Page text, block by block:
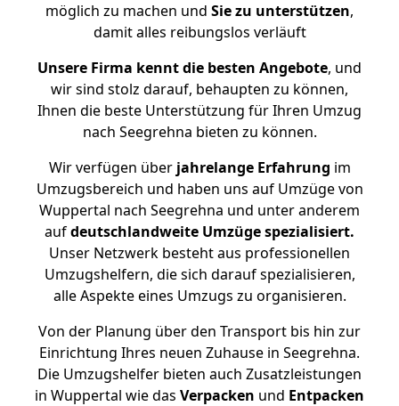
möglich zu machen und Sie zu unterstützen,
damit alles reibungslos verläuft
Unsere Firma kennt die besten Angebote, und
wir sind stolz darauf, behaupten zu können,
Ihnen die beste Unterstützung für Ihren Umzug
nach Seegrehna bieten zu können.
Wir verfügen überjahrelange Erfahrung im
Umzugsbereich und haben uns auf Umzüge von
Wuppertal nach Seegrehna und unter anderem
aufdeutschlandweite Umzüge spezialisiert.
Unser Netzwerk besteht aus professionellen
Umzugshelfern, die sich darauf spezialisieren,
alle Aspekte eines Umzugs zu organisieren.
Von der Planung über den Transport bis hin zur
Einrichtung Ihres neuen Zuhause in Seegrehna.
Die Umzugshelfer bieten auch Zusatzleistungen
in Wuppertal wie das Verpacken und Entpacken